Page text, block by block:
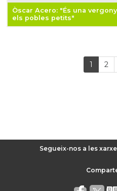
Òscar Acero: "És una
els pobles petits"
1 2
Segueix-nos a les